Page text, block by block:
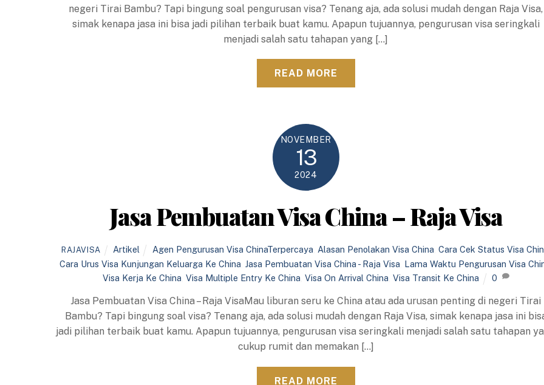
negeri Tirai Bambu? Tapi bingung soal pengurusan visa? Tenang aja, ada solusi mudah dengan Raja Visa,
simak kenapa jasa ini bisa jadi pilihan terbaik buat kamu. Apapun tujuannya, pengurusan visa seringkali
menjadi salah satu tahapan yang […]
READ MORE
NOVEMBER
13
2024
Jasa Pembuatan Visa China – Raja Visa
RAJAVISA Artikel Agen Pengurusan Visa ChinaTerpercaya Alasan Penolakan Visa China Cara Cek Status Visa
Cara Urus Visa Kunjungan Keluarga Ke China Jasa Pembuatan Visa China - Raja Visa Lama Waktu Pengurusan Visa
Visa Kerja Ke China Visa Multiple Entry Ke China Visa On Arrival China Visa Transit Ke China 0
Jasa Pembuatan Visa China – Raja VisaMau liburan seru ke China atau ada urusan penting di negeri Tirai
Bambu? Tapi bingung soal visa? Tenang aja, ada solusi mudah dengan Raja Visa, simak kenapa jasa ini
jadi pilihan terbaik buat kamu. Apapun tujuannya, pengurusan visa seringkali menjadi salah satu tahapan
cukup rumit dan memakan […]
READ MORE